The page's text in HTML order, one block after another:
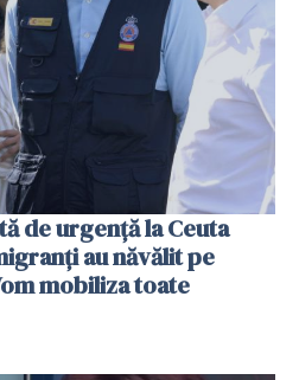
de urgență la Ceuta
au năvălit pe
mobiliza toate